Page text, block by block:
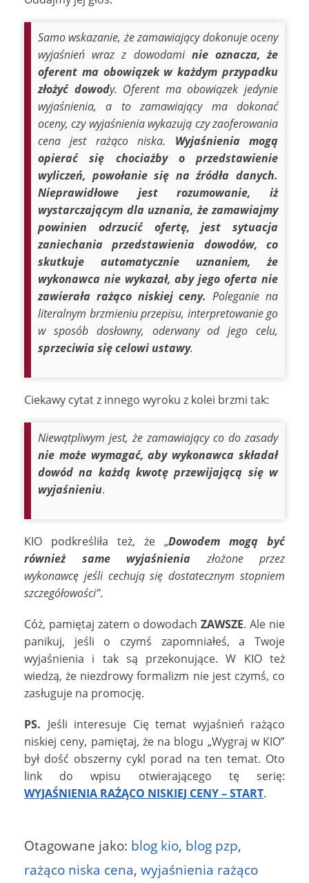
Samo wskazanie, że zamawiający dokonuje oceny
wyjaśnień wraz z dowodami nie oznacza, że
oferent ma obowiązek w każdym przypadku
złożyć dowody. Oferent ma obowiązek jedynie
wyjaśnienia, a to zamawiający ma dokonać
oceny, czy wyjaśnienia wykazują czy zaoferowania
cena jest rażąco niska. Wyjaśnienia mogą
opierać się chociażby o przedstawienie
wyliczeń, powołanie się na źródła danych.
Nieprawidłowe jest rozumowanie, iż
wystarczającym dla uznania, że zamawiajmy
powinien odrzucić ofertę, jest sytuacja
zaniechania przedstawienia dowodów, co
skutkuje automatycznie uznaniem, że
wykonawca nie wykazał, aby jego oferta nie
zawierała rażąco niskiej ceny.Poleganie na
literalnym brzmieniu przepisu, interpretowanie go
w sposób dosłowny, oderwany od jego celu,
sprzeciwia się celowi ustawy.
Ciekawy cytat z innego wyroku z kolei brzmi tak:
Niewątpliwym jest, że zamawiający co do zasady
nie może wymagać, aby wykonawca składał
dowód na każdą kwotę przewijającą się w
wyjaśnieniu.
KIO podkreśliła też, że „Dowodem mogą być
również same wyjaśnienia złożone przez
wykonawcę jeśli cechują się dostatecznym stopniem
szczegółowości”.
Cóż, pamiętaj zatem o dowodachZAWSZE. Ale nie
panikuj, jeśli o czymś zapomniałeś, a Twoje
wyjaśnienia i tak są przekonujące. W KIO też
wiedzą, że niezdrowy formalizm nie jest czymś, co
zasługuje na promocję.
PS. Jeśli interesuje Cię temat wyjaśnień rażąco
niskiej ceny, pamiętaj, że na blogu „Wygraj w KIO”
był dość obszerny cykl porad na ten temat. Oto
link do wpisu otwierającego tę serię:
WYJAŚNIENIA RAŻĄCO NISKIEJ CENY – START.
Otagowane jako: blog kio, blog pzp,
rażąco niska cena, wyjaśnienia rażąco